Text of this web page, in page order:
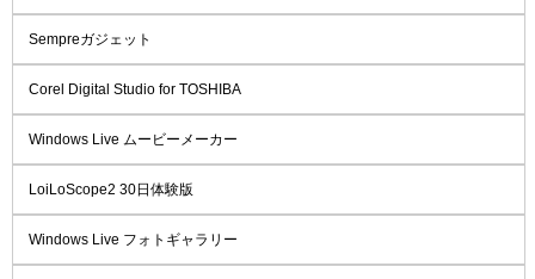
Sempreガジェット
Corel Digital Studio for TOSHIBA
Windows Live ムービーメーカー
LoiLoScope2 30日体験版
Windows Live フォトギャラリー